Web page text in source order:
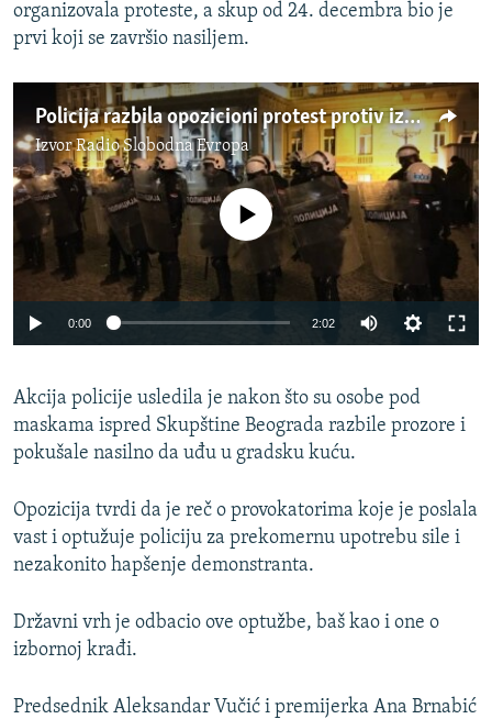
organizovala proteste, a skup od 24. decembra bio je
prvi koji se završio nasiljem.
Policija razbila opozicioni protest protiv izbornih rezultata
IzvorRadio Slobodna Evropa
Auto 240p 360p 480p
No media source currently available
0:00 2:02
360p
480p
1080p
Akcija policije usledila je nakon što su osobe pod
maskama ispred Skupštine Beograda razbile prozore i
pokušale nasilno da uđu u gradsku kuću.
Opozicija tvrdi da je reč o provokatorima koje je poslala
vast i optužuje policiju za prekomernu upotrebu sile i
nezakonito hapšenje demonstranta.
Državni vrh je odbacio ove optužbe, baš kao i one o
izbornoj krađi.
Predsednik Aleksandar Vučić i premijerka Ana Brnabić